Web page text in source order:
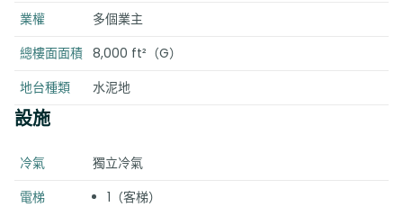
業權
多個業主
總樓面面積 8,000 ft²（G）
地台種類
水泥地
設施
冷氣
獨立冷氣
電梯
1（客梯）